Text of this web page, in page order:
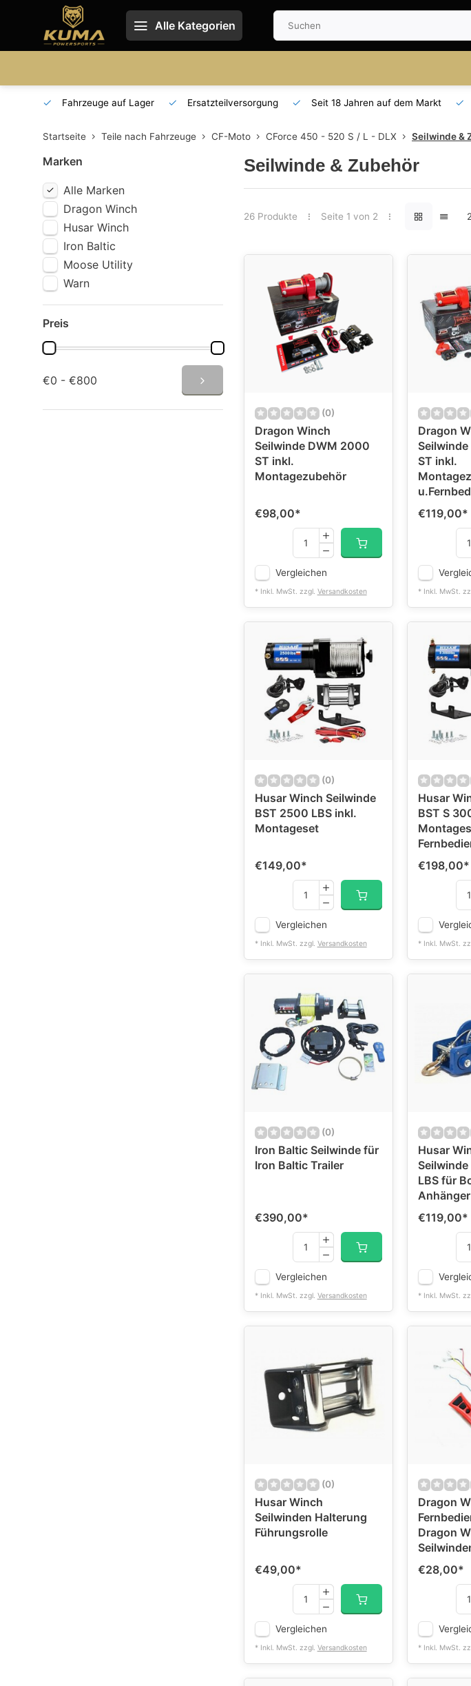
Alle Kategorien
Fahrzeuge auf Lager Ersatzteilversorgung Seit 18 Jahren auf dem Markt
Startseite Teile nach Fahrzeuge CF-Moto CForce 450 - 520 S / L - DLX Seilwinde &
Marken
Alle Marken
Dragon Winch
Husar Winch
Iron Baltic
Moose Utility
Warn
Preis
€0 - €800
Seilwinde & Zubehör
26 Produkte Seite 1 von 2
(0)
Dragon Winch
Seilwinde DWM 2000
ST inkl.
Montagezubehör
€98,00*
Vergleichen
* Inkl. MwSt. zzgl. Versandkosten
Dragon
ST inkl.
€119,00*
* Inkl. MwSt.
(0)
Husar Winch Seilwinde
BST 2500 LBS inkl.
Montageset
€149,00*
Vergleichen
* Inkl. MwSt. zzgl. Versandkosten
Husar
BST S
€198,00*
* Inkl. MwSt.
(0)
Iron Baltic Seilwinde für
Iron Baltic Trailer
€390,00*
Vergleichen
* Inkl. MwSt. zzgl. Versandkosten
Husar
LBS für
Anhänger
€119,00*
* Inkl. MwSt.
(0)
Husar Winch
Seilwinden Halterung
Führungsrolle
€49,00*
Vergleichen
* Inkl. MwSt. zzgl. Versandkosten
Dragon
Dragon
€28,00*
* Inkl. MwSt.